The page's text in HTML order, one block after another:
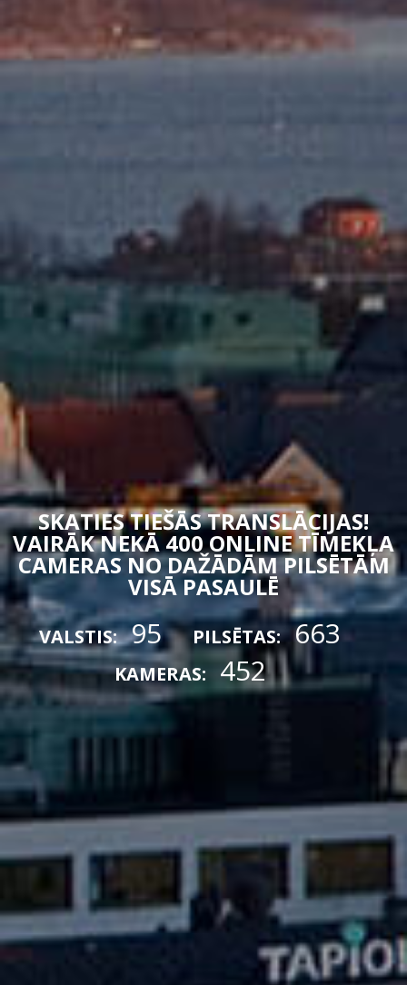
SKATIES TIEŠĀS TRANSLĀCIJAS!
VAIRĀK NEKĀ 400 ONLINE TĪMEKĻA
CAMERAS NO DAŽĀDĀM PILSĒTĀM
VISĀ PASAULĒ
VALSTIS: 95 PILSĒTAS: 663
KAMERAS: 452